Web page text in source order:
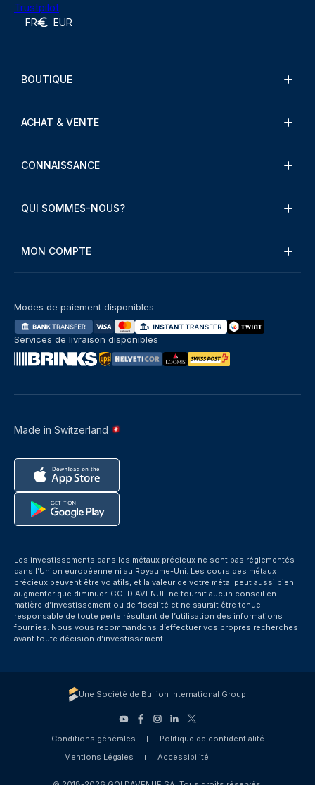
Trustpilot
FR EUR
BOUTIQUE
ACHAT & VENTE
CONNAISSANCE
QUI SOMMES-NOUS?
MON COMPTE
Made in Switzerland
Modes de paiement disponibles
Services de livraison disponibles
Les investissements dans les métaux précieux ne sont pas réglementés
dans l’Union européenne ni au Royaume-Uni. Les cours des métaux
précieux peuvent être volatils, et la valeur de votre métal peut aussi bien
augmenter que diminuer. GOLD AVENUE ne fournit aucun conseil en
matière d’investissement ou de fiscalité et ne saurait être tenue
responsable de toute perte résultant de l’utilisation des informations
fournies. Nous vous recommandons d’effectuer vos propres recherches
avant toute décision d’investissement.
Une Société de Bullion International Group
Conditions générales
Politique de confidentialité
Mentions Légales
Accessibilité